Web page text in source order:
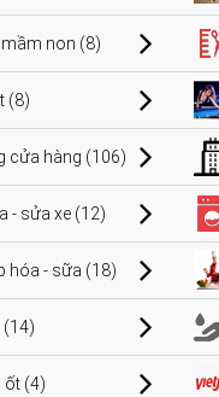
non (8)
(8)
cửa hàng (106)
- sửa xe (12)
hóa - sữa (18)
(14)
ốt (4)